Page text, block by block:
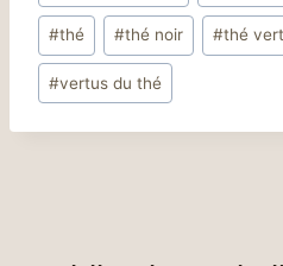
#thé #thé noir #thé vert
#vertus du thé